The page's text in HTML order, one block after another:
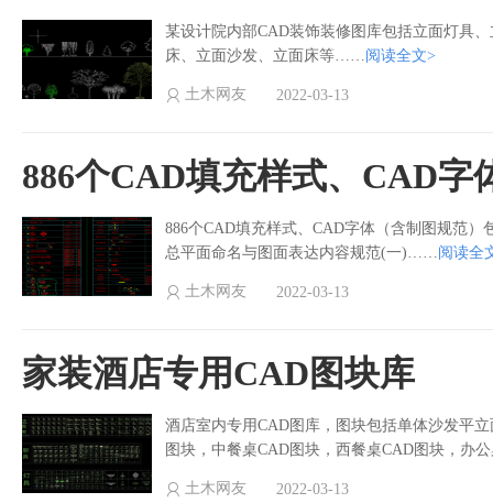
某设计院内部CAD装饰装修图库包括立面灯具
床、立面沙发、立面床等……阅读全文>
土木网友 2022-03-13
886个CAD填充样式、CAD字
886个CAD填充样式、CAD字体（含制图规范
总平面命名与图面表达内容规范(一)……阅读全
土木网友 2022-03-13
家装酒店专用CAD图块库
酒店室内专用CAD图库，图块包括单体沙发平
图块，中餐桌CAD图块，西餐桌CAD图块，办
土木网友 2022-03-13